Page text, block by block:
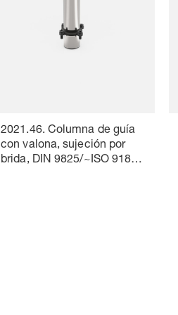
2021.46. Columna de guía
con valona, sujeción por
brida, DIN 9825/~ISO 9182-